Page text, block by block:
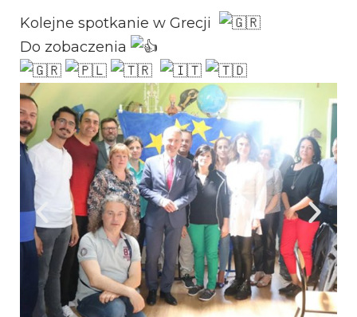
Kolejne spotkanie w Grecji
Do zobaczenia